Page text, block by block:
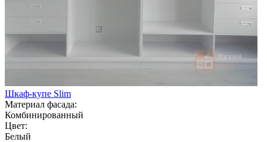
Шкаф-купе Slim
Материал фасада:
Комбинированный
Цвет:
Белый